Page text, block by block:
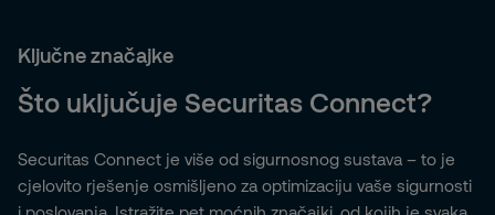
Ključne značajke
Što uključuje Securitas Connect?
Securitas Connect je više od sigurnosnog sustava – to je
cjelovito rješenje osmišljeno za optimizaciju vaše sigurnosti